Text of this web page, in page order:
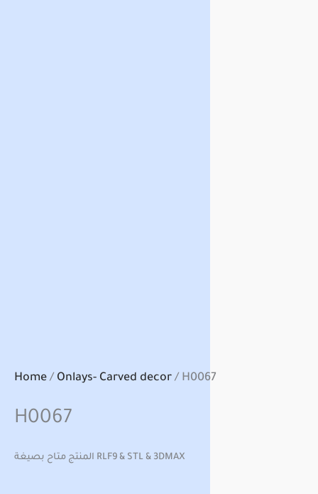
Home / Onlays- Carved decor / H0067
H0067
المنتج متاح بصيغة RLF9 & STL & 3DMAX